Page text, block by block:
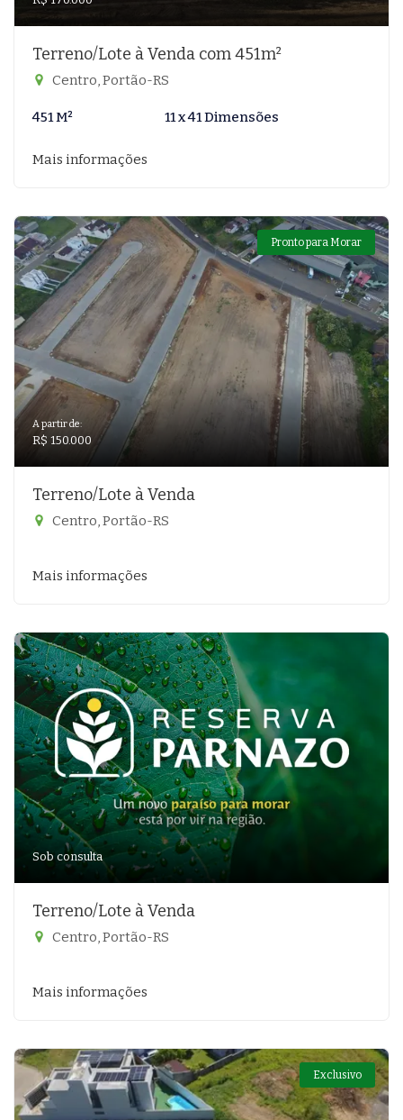
Terreno/Lote à Venda com 451m²
Centro, Portão-RS
451 M² 11 x 41 Dimensões
Mais informações
Pronto para Morar
A partir de:
R$ 150.000
Terreno/Lote à Venda
Centro, Portão-RS
Mais informações
Sob consulta
Terreno/Lote à Venda
Centro, Portão-RS
Mais informações
Exclusivo